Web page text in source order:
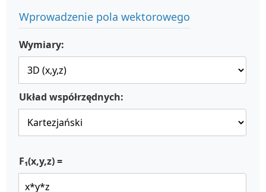
Wprowadzenie pola wektorowego
Wymiary:
Układ współrzędnych:
F₁(x,y,z) =